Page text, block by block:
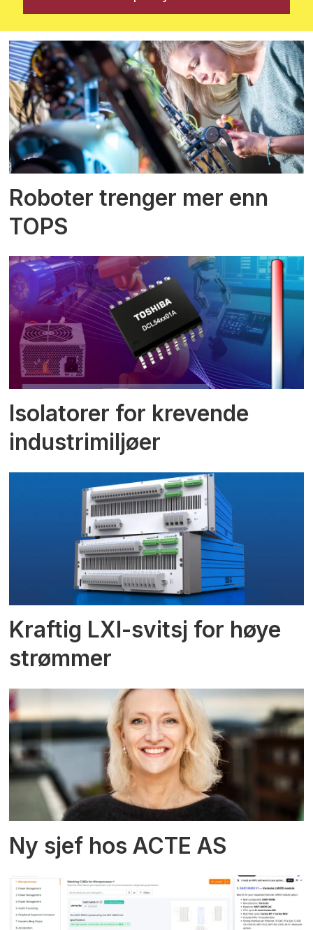
Roboter trenger mer enn
TOPS
Isolatorer for krevende
industrimiljøer
Kraftig LXI-svitsj for høye
strømmer
Ny sjef hos ACTE AS